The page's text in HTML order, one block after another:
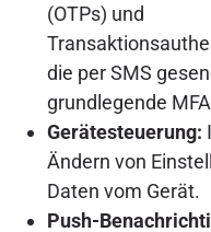
(OTPs) und
die per SMS
grundlegende
Gerätesteuerung:
Ändern von
Daten vom Gerät.
Push-